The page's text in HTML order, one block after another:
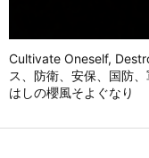
Cultivate Oneself,
ス、防衛、安保、国防
はしの櫻風そよぐなり